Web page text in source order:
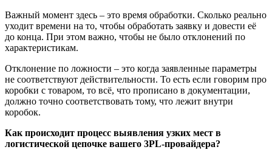
Важный момент здесь – это время обработки. Сколько реально
уходит времени на то, чтобы обработать заявку и довести её
до конца. При этом важно, чтобы не было отклонений по
характеристикам.
Отклонение по ложности – это когда заявленные параметры
не соответствуют действительности. То есть если говорим про
коробки с товаром, то всё, что прописано в документации,
должно точно соответствовать тому, что лежит внутри
коробок.
Как происходит процесс выявления узких мест в
логистической цепочке вашего 3PL-провайдера?